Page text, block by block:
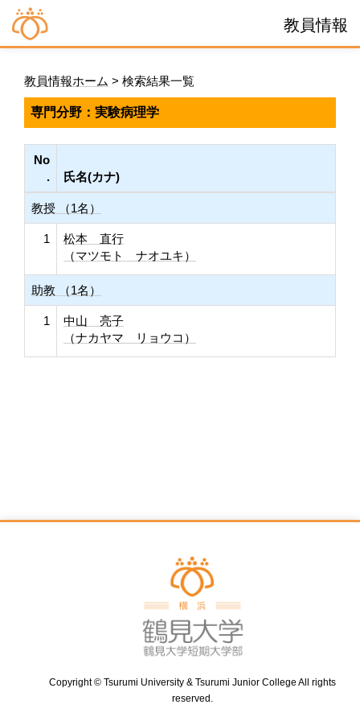
教員情報
教員情報ホーム > 検索結果一覧
専門分野：実験病理学
No
.
氏名(カナ)
教授 （1名）
1
松本 直行
（マツモト ナオユキ）
助教 （1名）
1
中山 亮子
（ナカヤマ リョウコ）
Copyright © Tsurumi University & Tsurumi Junior College All rights
reserved.